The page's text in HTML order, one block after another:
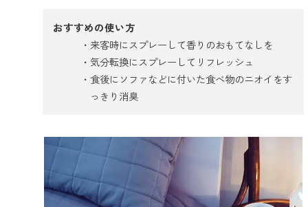
おすすめの使い方
来客時にスプレーして香りのおもてなしを
気分転換にスプレーしてリフレッシュ
食後にソファなどに付いた食べ物のニオイをす
っきり消臭